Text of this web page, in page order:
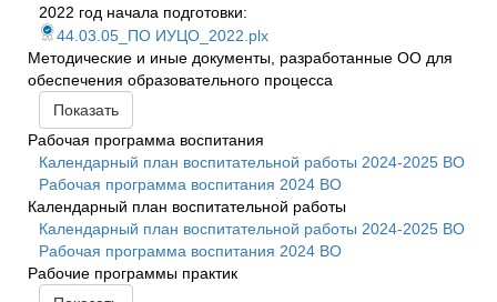
2022 год начала подготовки:
44.03.05_ПО ИУЦО_2022.plx
Методические и иные документы, разработанные ОО для
обеспечения образовательного процесса
Показать
Рабочая программа воспитания
Календарный план воспитательной работы 2024-2025 ВО
Рабочая программа воспитания 2024 ВО
Календарный план воспитательной работы
Календарный план воспитательной работы 2024-2025 ВО
Рабочая программа воспитания 2024 ВО
Рабочие программы практик